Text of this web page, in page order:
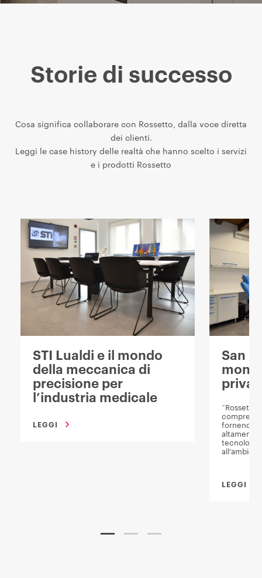
Storie di successo
Cosa significa collaborare con Rossetto, dalla voce diretta
dei clienti.
Leggi le case history delle realtà che hanno scelto i servizi
e i prodotti Rossetto
STI Lualdi e il mondo
della meccanica di
precisione per
l’industria medicale
LEGGI
San
“Rossetto
fornendo
altamente
LEGGI